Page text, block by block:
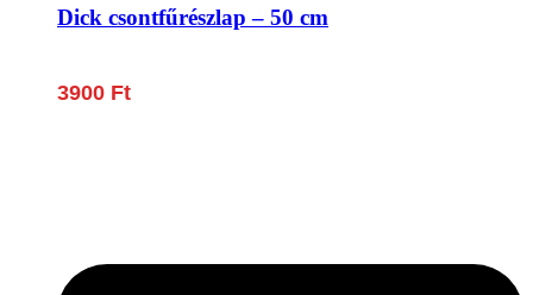
Dick csontfűrészlap – 50 cm
3900 Ft